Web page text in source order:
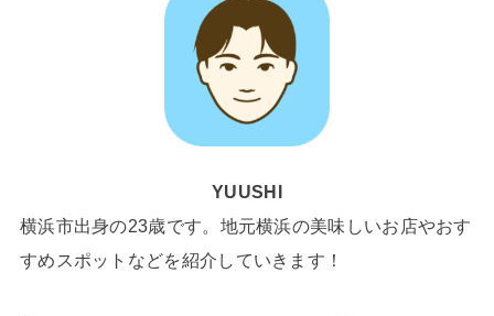
YUUSHI
横浜市出身の23歳です。地元横浜の美味しいお店やおす
すめスポットなどを紹介していきます！